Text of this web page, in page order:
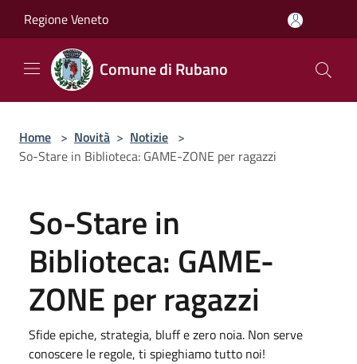
Regione Veneto
Comune di Rubano
Home > Novità > Notizie >
So-Stare in Biblioteca: GAME-ZONE per ragazzi
So-Stare in
Biblioteca: GAME-
ZONE per ragazzi
Sfide epiche, strategia, bluff e zero noia. Non serve
conoscere le regole, ti spieghiamo tutto noi!